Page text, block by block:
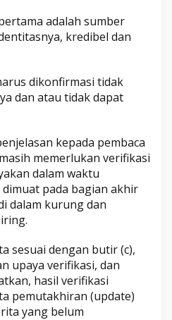
adalah sumber
kredibel dan
dikonfirmasi tidak
dan atau tidak dapat
kepada pembaca
memerlukan verifikasi
dalam waktu
dimuat pada bagian akhir
dalam kurung dan
sesuai dengan butir (c),
upaya verifikasi, dan
hasil verifikasi
pemutakhiran (update)
yang belum